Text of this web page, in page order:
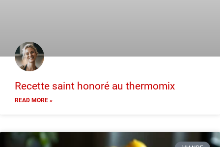
Recette saint honoré au thermomix
READ MORE »